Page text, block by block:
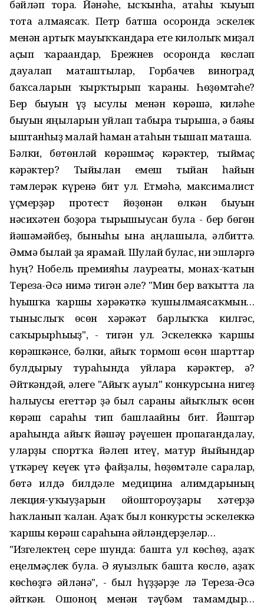
бәйләп тора. Йәнәһе, ысҡынһа, атаһы ҡыуып
тота алмаясаҡ. Петр батша осоронда эскелек
менән артыҡ мауыҡҡандарға ете килолыҡ миҙал
аҫып ҡарағандар, Брежнев осоронда көсләп
дауалап маташтылар, Горбачев виноград
баҡсаларын ҡырҡтырып ҡараны. Һөҙөмтәһе?
Бер быуын үҙ ысулы менән көрәшә, киләһе
быуын яңыларын уйлап табырға тырыша, ә баяғы
ыштанһыҙ малай һаман атаһын тышап маташа.
Бәлки, бөтөнләй көрәшмәҫ кәрәктер, тыймаҫ
кәрәктер? Тыйылған емеш тыйған һайын
тәмлерәк күренә бит ул. Етмәһә, максималист
үҫмерҙәр протест йөҙөнән өлкән быуын
нәсихәтен боҙорға тырышыусан була - бер бөгөн
йәшәмәйбеҙ, быныһы ғына аңлашыла, әлбиттә.
Әммә былай ҙа ярамай. Шулай булғас, ни эшләргә
һуң? Нобель премияһы лауреаты, монах-ҡатын
Тереза-Әсә нимә тигән әле? "Мин бер ваҡытта ла
һуғышҡа ҡаршы хәрәкәткә ҡушылмаясаҡмын…
тыныслыҡ өсөн хәрәкәт барлыҡҡа килгәс,
саҡырырһығыҙ", - тигән ул. Эскелеккә ҡаршы
көрәшкәнсе, бәлки, айыҡ тормош өсөн шарттар
булдырыу тураһында уйларға кәрәктер, ә?
Әйткәндәй, әлеге "Айыҡ ауыл" конкурсына нигеҙ
һалыусы егеттәр ҙә был сараны айыҡлыҡ өсөн
көрәш сараһы тип башлағайны бит. Йәштәр
араһында айыҡ йәшәү рәүешен пропагандалау,
уларҙы спортҡа йәлеп итеү, матур йыйындар
үткәреү кеүек үтә файҙалы, һөҙөмтәле саралар,
бөтә илдә билдәле медицина ғалимдарының
лекция-уҡыуҙарын ойоштороуҙары хәтерҙә
һаҡланып ҡалған. Аҙаҡ был конкурсты эскелеккә
ҡаршы көрәш сараһына әйләндерҙеләр…
"Изгелектең сере шунда: башта ул көсһөҙ, аҙаҡ
еңелмәҫлек була. Ә яуызлыҡ башта көслө, аҙаҡ
көсһөҙгә әйләнә", - был һүҙҙәрҙе лә Тереза-Әсә
әйткән. Ошоноң менән тәүбәм тамамдыр…